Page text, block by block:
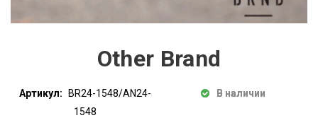
Other Brand
Артикул:
BR24-1548/AN24-
1548
В наличии